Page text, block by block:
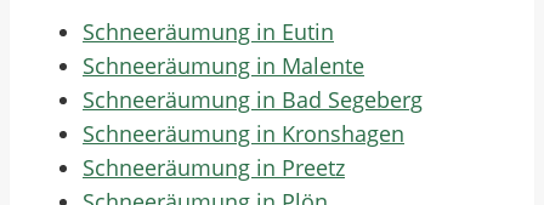
Schneeräumung in Eutin
Schneeräumung in Malente
Schneeräumung in Bad Segeberg
Schneeräumung in Kronshagen
Schneeräumung in Preetz